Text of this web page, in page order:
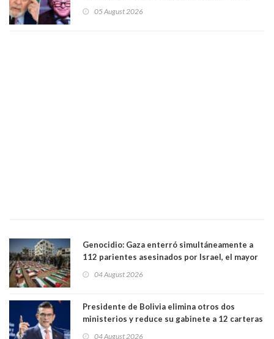
trasandino
05 August 2026
Genocidio: Gaza enterró simultáneamente a
112 parientes asesinados por Israel, el mayor
muertos figuran 44 niños y nueve ancianos
04 August 2026
Presidente de Bolivia elimina otros dos
ministerios y reduce su gabinete a 12 carteras
04 August 2026